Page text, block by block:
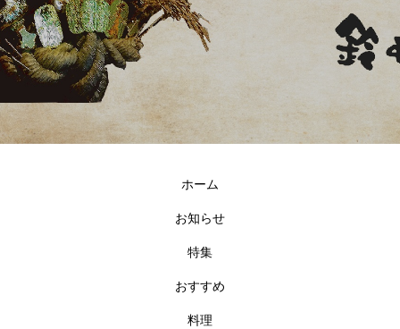
ホーム
お知らせ
特集
おすすめ
料理